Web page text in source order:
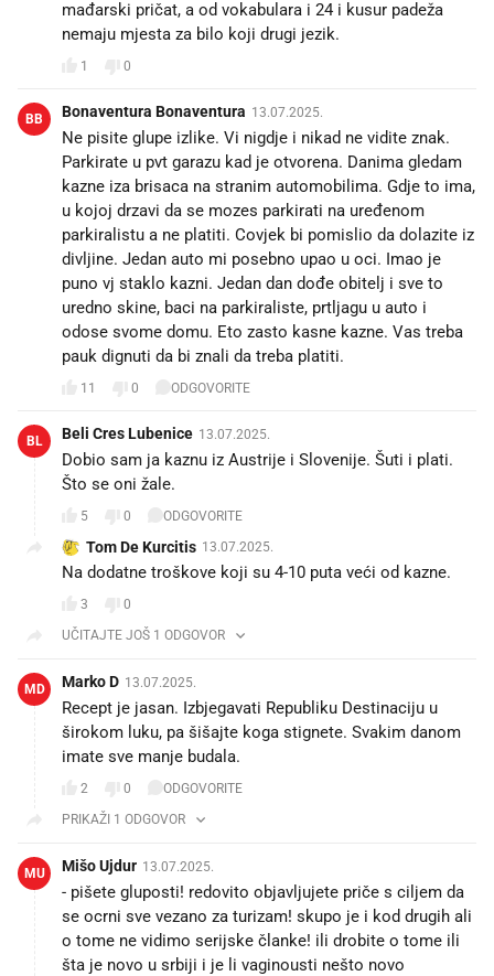
mađarski pričat, a od vokabulara i 24 i kusur padeža
nemaju mjesta za bilo koji drugi jezik.
1 0
BB Bonaventura Bonaventura 13.07.2025.
Ne pisite glupe izlike. Vi nigdje i nikad ne vidite znak.
Parkirate u pvt garazu kad je otvorena. Danima gledam
kazne iza brisaca na stranim automobilima. Gdje to ima,
u kojoj drzavi da se mozes parkirati na uređenom
parkiralistu a ne platiti. Covjek bi pomislio da dolazite iz
divljine. Jedan auto mi posebno upao u oci. Imao je
puno vj staklo kazni. Jedan dan dođe obitelj i sve to
uredno skine, baci na parkiraliste, prtljagu u auto i
odose svome domu. Eto zasto kasne kazne. Vas treba
pauk dignuti da bi znali da treba platiti.
11 0 ODGOVORITE
BL Beli Cres Lubenice 13.07.2025.
Dobio sam ja kaznu iz Austrije i Slovenije. Šuti i plati.
Što se oni žale.
5 0 ODGOVORITE
Tom De Kurcitis 13.07.2025.
Na dodatne troškove koji su 4-10 puta veći od kazne.
3
0
UČITAJTE JOŠ 1 ODGOVOR
MD Marko D 13.07.2025.
Recept je jasan. Izbjegavati Republiku Destinaciju u
širokom luku, pa šišajte koga stignete. Svakim danom
imate sve manje budala.
2 0
ODGOVORITE
PRIKAŽI 1 ODGOVOR
MU Mišo Ujdur 13.07.2025.
- pišete gluposti! redovito objavljujete priče s ciljem da
se ocrni sve vezano za turizam! skupo je i kod drugih ali
o tome ne vidimo serijske članke! ili drobite o tome ili
šta je novo u srbiji i je li vaginousti nešto novo